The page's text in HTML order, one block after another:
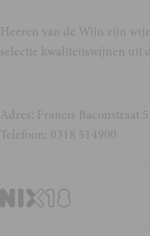
Heeren van de Wijn zijn
selectie kwaliteitswijnen uit
Adres: Francis Baconstraat
Telefoon: 0318 514900